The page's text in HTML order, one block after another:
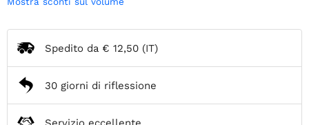
Spedito da € 12,50 (IT)
30 giorni di riflessione